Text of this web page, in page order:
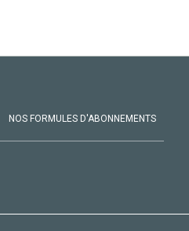
NOS FORMULES D'ABONNEMENTS